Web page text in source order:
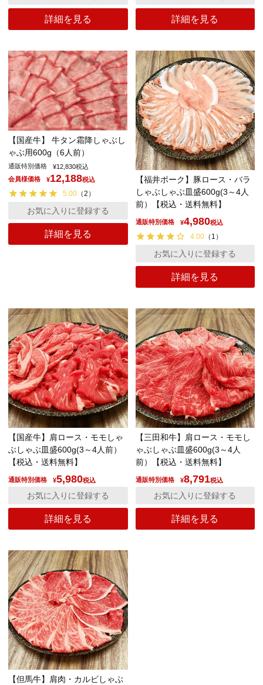
詳細を見る 詳細を見る
【国産牛】 牛タン霜降しゃぶし
ゃぶ用600g（6人前）
通販特別価格 ¥12,830税込
会員様価格
¥12,188税込
5.00 （2 ）
詳細を見る
お気に入りに登録する
【福井ポーク】豚ロース・バラ
しゃぶしゃぶ皿盛600g(3～4人
前）【税込・送料無料】
通販特別価格 ¥4,980税込
4.00（ 1 ）
詳細を見る
お気に入りに登録する
【国産牛】肩ロース・モモしゃ
ぶしゃぶ皿盛600g(3～4人前）
【税込・送料無料】
通販特別価格 ¥5,980税込
詳細を見る
お気に入りに登録する
【三田和牛】肩ロース・モモし
ゃぶしゃぶ皿盛600g(3～4人
前）【税込・送料無料】
通販特別価格 ¥8,791税込
詳細を見る
お気に入りに登録する
【但馬牛】肩肉・カルビしゃぶ